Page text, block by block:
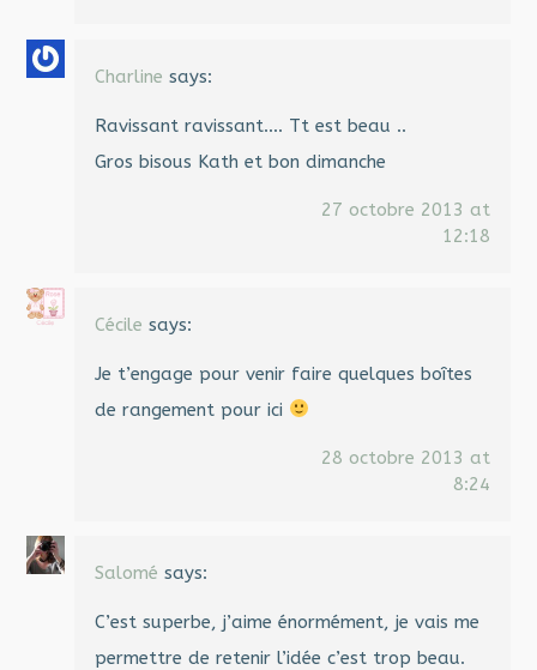
Charline says:
Ravissant ravissant…. Tt est beau ..
Gros bisous Kath et bon dimanche
27 octobre 2013 at
12:18
Cécile says:
Je t’engage pour venir faire quelques boîtes
de rangement pour ici
28 octobre 2013 at
8:24
Salomé says:
C’est superbe, j’aime énormément, je vais me
permettre de retenir l’idée c’est trop beau.